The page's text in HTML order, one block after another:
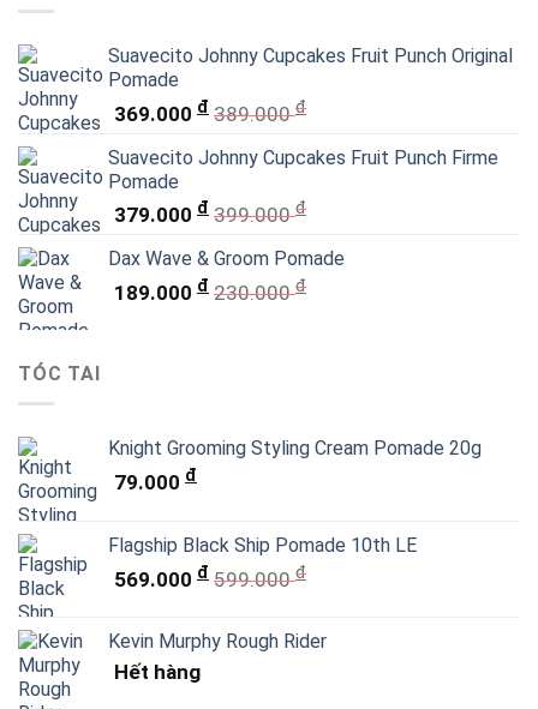
Suavecito Johnny Cupcakes Fruit Punch Original
Pomade
369.000 đ 389.000đ
Suavecito Johnny Cupcakes Fruit Punch Firme
Pomade
379.000 đ 399.000đ
Dax Wave & Groom Pomade
189.000 đ 230.000đ
TÓC TAI
Knight Grooming Styling Cream Pomade 20g
79.000 đ
Flagship Black Ship Pomade 10th LE
569.000 đ 599.000đ
Kevin Murphy Rough Rider
Hết hàng